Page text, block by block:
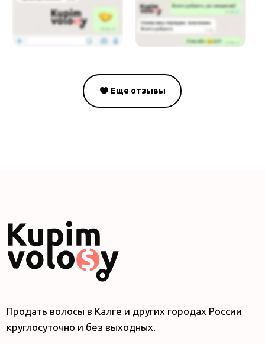
Еще отзывы
Продать волосы в Калге и других городах России
круглосуточно и без выходных.